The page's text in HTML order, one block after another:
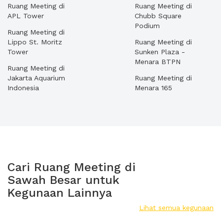
Ruang Meeting di
APL Tower
Ruang Meeting di
Lippo St. Moritz
Tower
Ruang Meeting di
Jakarta Aquarium
Indonesia
Ruang Meeting di
Chubb Square
Podium
Ruang Meeting di
Sunken Plaza -
Menara BTPN
Ruang Meeting di
Menara 165
Cari Ruang Meeting di
Sawah Besar untuk
Kegunaan Lainnya
Lihat semua kegunaan